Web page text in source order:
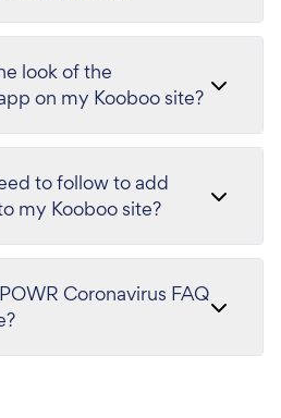
look of the
on my Kooboo site?
to follow to add
my Kooboo site?
Coronavirus FAQ